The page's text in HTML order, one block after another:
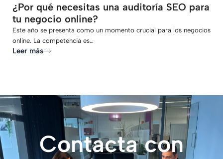
¿Por qué necesitas una auditoría SEO para
tu negocio online?
Este año se presenta como un momento crucial para los negocios
online. La competencia es…
Leer más
Contacta con